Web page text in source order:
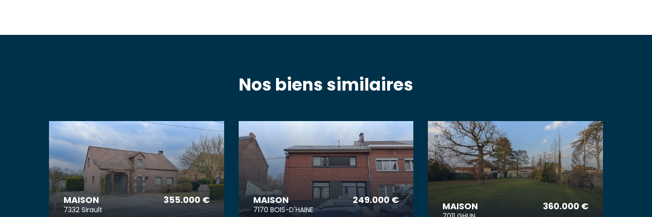
Nos biens similaires
MAISON 355.000 €
7332 Sirault
MAISON 249.000 €
7170 BOIS-D'HAINE MAISON 360.000 €